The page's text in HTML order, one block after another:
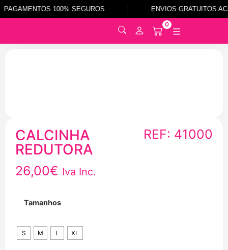
PAGAMENTOS 100% SEGUROS ENVIOS GRATUITOS
0
0
CALCINHA
REDUTORA
REF: 41000
26,00€ Iva Inc.
Tamanhos
S M L XL